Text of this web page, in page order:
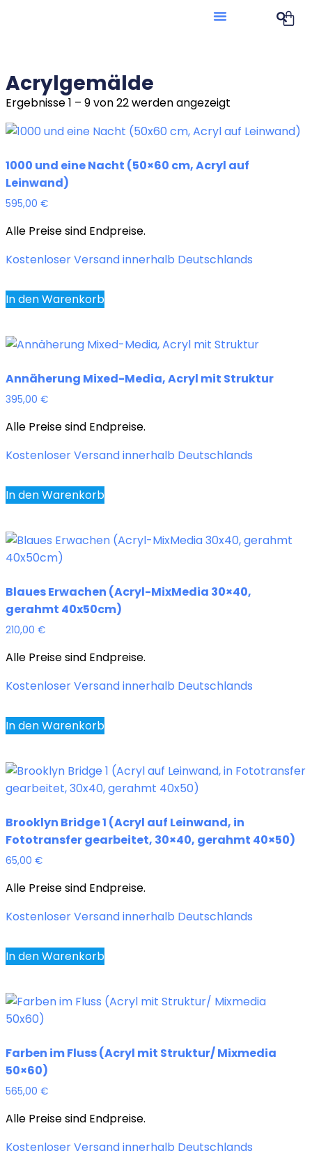
Acrylgemälde
Ergebnisse 1 – 9 von 22 werden angezeigt
1000 und eine Nacht (50×60 cm, Acryl auf
Leinwand)
595,00 €
Alle Preise sind Endpreise.
Kostenloser Versand innerhalb Deutschlands
In den Warenkorb
Annäherung Mixed-Media, Acryl mit Struktur
395,00 €
Alle Preise sind Endpreise.
Kostenloser Versand innerhalb Deutschlands
In den Warenkorb
Blaues Erwachen (Acryl-MixMedia 30×40,
gerahmt 40x50cm)
210,00 €
Alle Preise sind Endpreise.
Kostenloser Versand innerhalb Deutschlands
In den Warenkorb
Brooklyn Bridge 1 (Acryl auf Leinwand, in
Fototransfer gearbeitet, 30×40, gerahmt 40×50)
65,00 €
Alle Preise sind Endpreise.
Kostenloser Versand innerhalb Deutschlands
In den Warenkorb
Farben im Fluss (Acryl mit Struktur/ Mixmedia
50×60)
565,00 €
Alle Preise sind Endpreise.
Kostenloser Versand innerhalb Deutschlands